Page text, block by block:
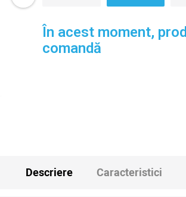
În acest moment,
comandă
Descriere Caracteristici